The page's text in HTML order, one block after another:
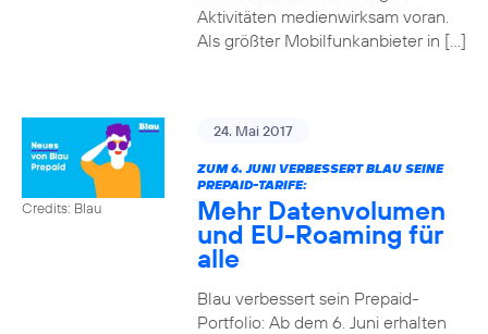
Aktivitäten medienwirksam voran.
Als größter Mobilfunkanbieter in […]
Credits: Blau
24. Mai 2017
ZUM 6. JUNI VERBESSERT BLAU SEINE
PREPAID-TARIFE:
Mehr Datenvolumen
und EU-Roaming für
alle
Blau verbessert sein Prepaid-
Portfolio: Ab dem 6. Juni erhalten